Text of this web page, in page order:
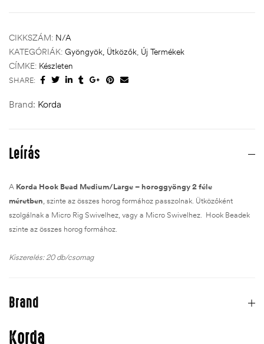
CIKKSZÁM: N/A
KATEGÓRIÁK: Gyöngyök, Ütközők, Új Termékek
CÍMKE: Készleten
SHARE:
Brand: Korda
Leírás
A Korda Hook Bead Medium/Large – horoggyöngy 2 féle
méretben szinte az összes horog formához passzolnak. Ütközőként
szolgálnak a Micro Rig Swivelhez, vagy a Micro Swivelhez. Hook Beadek
szinte az összes horog formához.
Kiszerelés: 20 db/csomag
Brand
Korda